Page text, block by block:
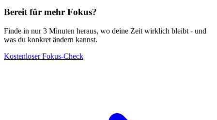
Bereit für mehr Fokus?
Finde in nur 3 Minuten heraus, wo deine Zeit wirklich bleibt - und
was du konkret ändern kannst.
Kostenloser Fokus-Check